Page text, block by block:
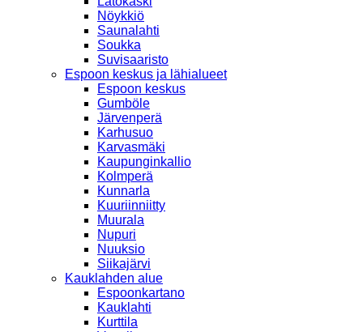
Nöykkiö
Saunalahti
Soukka
Suvisaaristo
Espoon keskus ja lähialueet
Espoon keskus
Gumböle
Järvenperä
Karhusuo
Karvasmäki
Kaupunginkallio
Kolmperä
Kunnarla
Kuuriinniitty
Muurala
Nupuri
Nuuksio
Siikajärvi
Kauklahden alue
Espoonkartano
Kauklahti
Kurttila